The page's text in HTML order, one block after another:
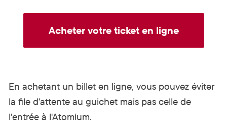
Acheter votre ticket en ligne
En achetant un billet en ligne, vous pouvez éviter
la file d'attente au guichet mais pas celle de
l'entrée à l'Atomium.